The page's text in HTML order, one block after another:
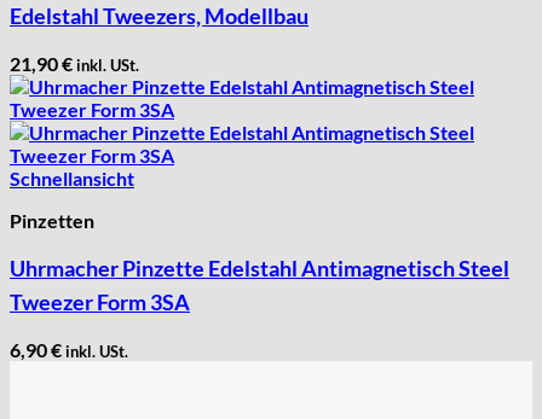
Edelstahl Tweezers, Modellbau
21,90€inkl. USt.
Schnellansicht
Pinzetten
Uhrmacher Pinzette Edelstahl Antimagnetisch Steel
Tweezer Form 3SA
6,90€inkl. USt.